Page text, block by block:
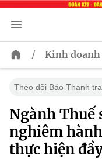
/ Kinh doanh
Theo dõi Báo Thanh
Ngành Thuế
nghiêm
thực hiện